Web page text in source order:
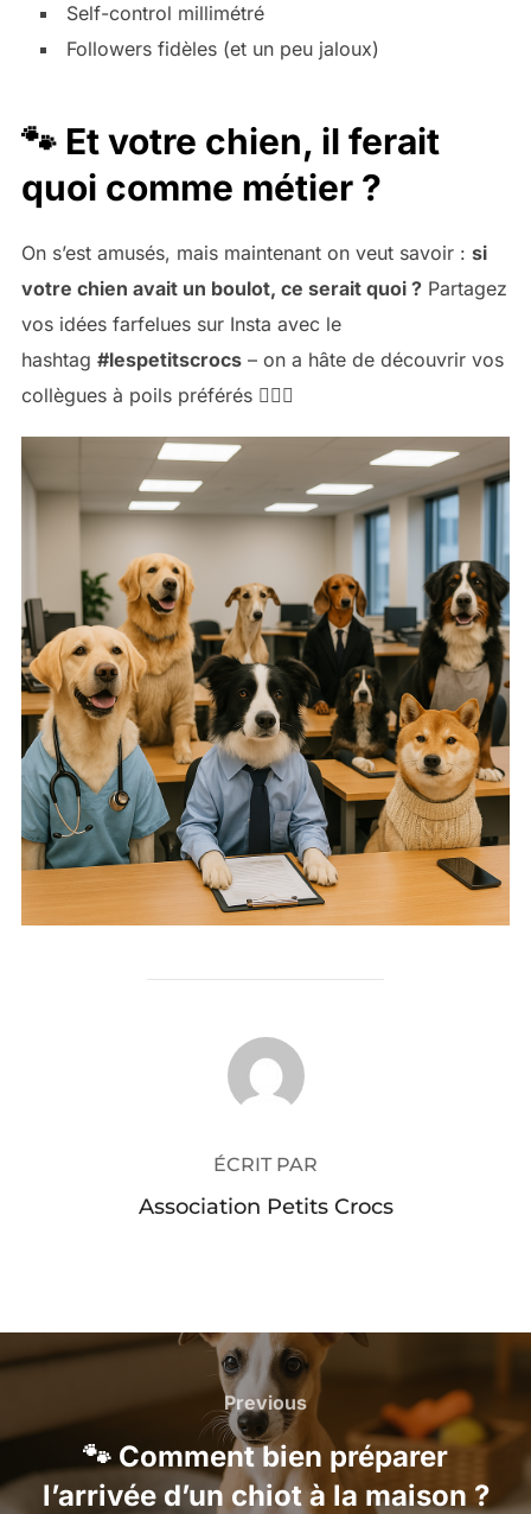
Self-control millimétré
Followers fidèles (et un peu jaloux)
🐾 Et votre chien, il ferait
quoi comme métier ?
On s’est amusés, mais maintenant on veut savoir : si
votre chien avait un boulot, ce serait quoi ?Partagez
vos idées farfelues sur Insta avec le
hashtag #lespetitscrocs– on a hâte de découvrir vos
collègues à poils préférés 🐕‍🦺💼
AUTEUR DE LA PUBLICATION
ÉCRIT PAR
Association Petits Crocs
Navigation
l’article
Previous
Previous
🐾 Comment bien préparer
l’arrivée d’un chiot à la maison ?